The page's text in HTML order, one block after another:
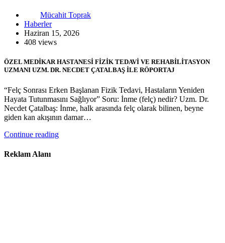
Mücahit Toprak
Haberler
Haziran 15, 2026
408 views
ÖZEL MEDİKAR HASTANESİ FİZİK TEDAVİ VE REHABİLİTASYON
UZMANI UZM. DR. NECDET ÇATALBAŞ İLE RÖPORTAJ
“Felç Sonrası Erken Başlanan Fizik Tedavi, Hastaların Yeniden
Hayata Tutunmasını Sağlıyor” Soru: İnme (felç) nedir? Uzm. Dr.
Necdet Çatalbaş: İnme, halk arasında felç olarak bilinen, beyne
giden kan akışının damar…
Continue reading
Reklam Alanı